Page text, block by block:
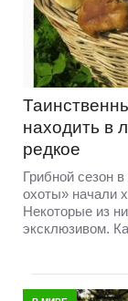
находить в
редкое
Грибной сезон
охоты» начали
Некоторые из
эксклюзивом.